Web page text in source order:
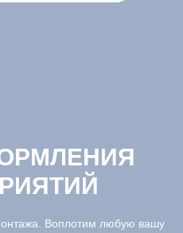
Воплотим любую вашу